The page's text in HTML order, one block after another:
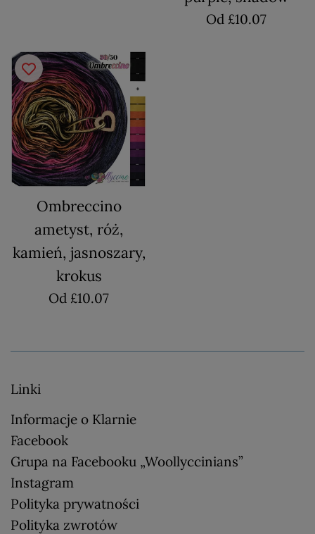
Od £10.07
Ombreccino
ametyst, róż,
kamień, jasnoszary,
krokus
Od £10.07
Linki
Informacje o Klarnie
Facebook
Grupa na Facebooku „Woollyccinians”
Instagram
Polityka prywatności
Polityka zwrotów